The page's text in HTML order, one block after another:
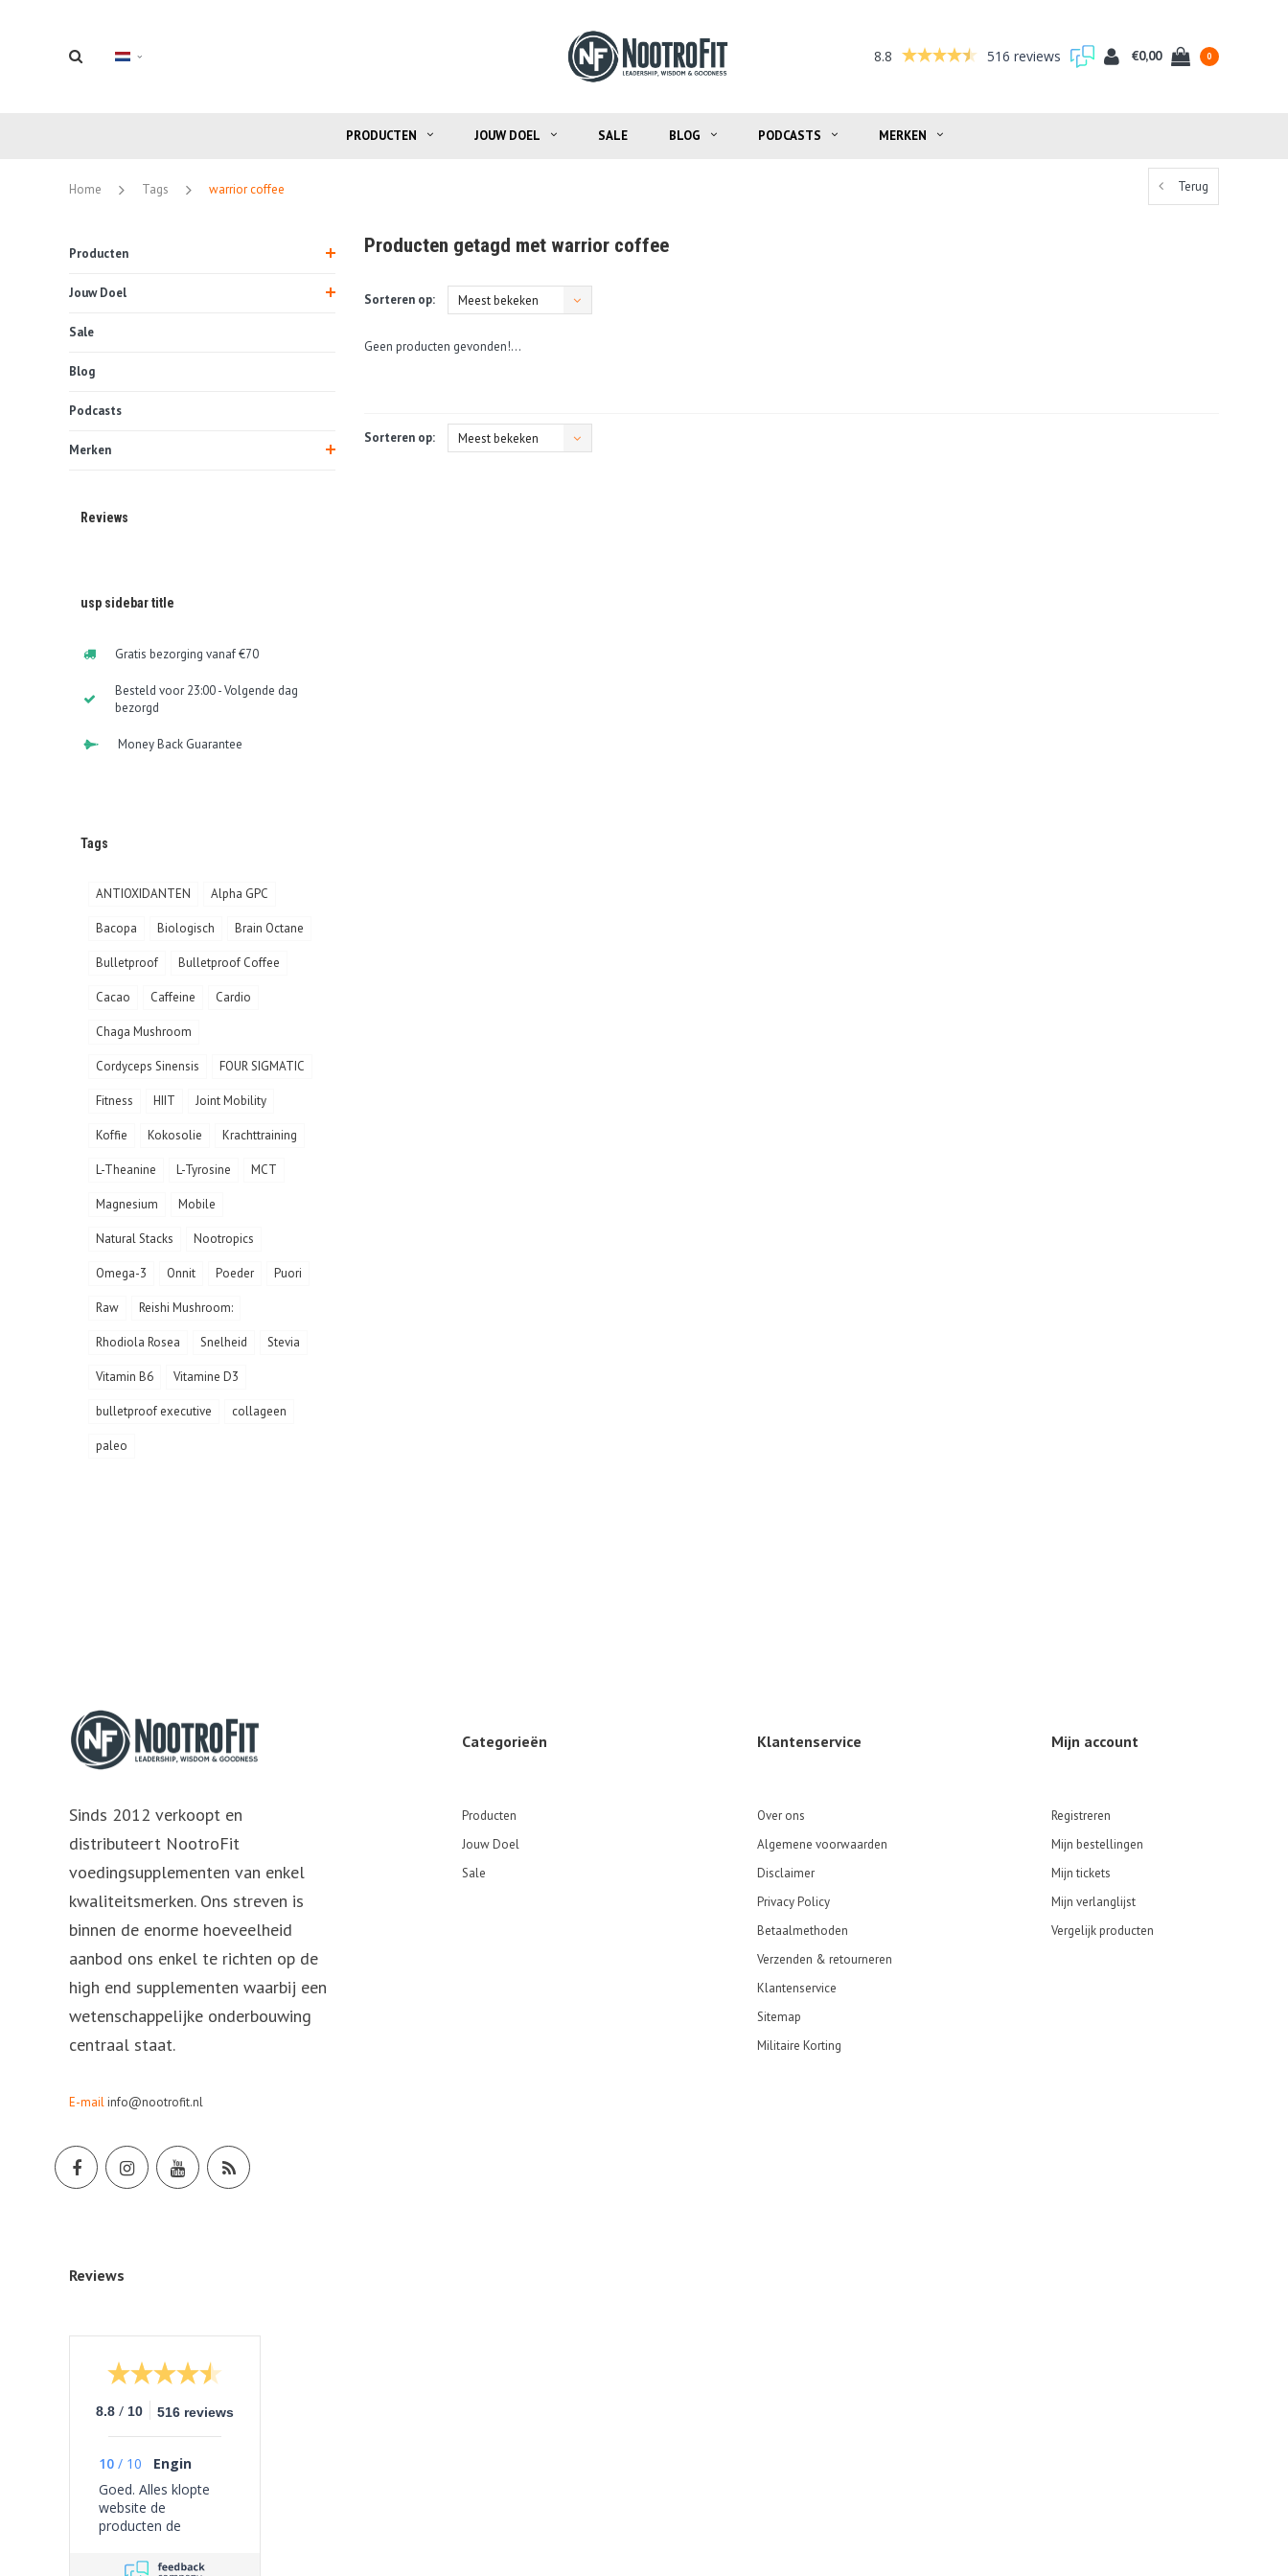
8.8 516 reviews €0,00 0
PRODUCTEN JOUW DOEL SALE BLOG PODCASTS MERKEN
Home Tags warrior coffee Terug
Producten
Jouw Doel
Sale
Blog
Podcasts
Merken
Reviews
usp sidebar title
Gratis bezorging vanaf €70
Besteld voor 23:00 - Volgende dag
bezorgd
Money Back Guarantee
Tags
ANTIOXIDANTEN Alpha GPC
Bacopa Biologisch Brain Octane
Bulletproof Bulletproof Coffee
Cacao Caffeine Cardio
Chaga Mushroom
Cordyceps Sinensis FOUR SIGMATIC
Fitness HIIT Joint Mobility
Koffie Kokosolie Krachttraining
L-Theanine L-Tyrosine MCT
Magnesium Mobile
Natural Stacks Nootropics
Omega-3 Onnit Poeder Puori
Raw Reishi Mushroom:
Rhodiola Rosea Snelheid Stevia
Vitamin B6 Vitamine D3
bulletproof executive collageen
paleo
Producten getagd met warrior coffee
Sorteren op: Meest bekeken
Geen producten gevonden!...
Sorteren op: Meest bekeken
Sinds 2012 verkoopt en
distributeert NootroFit
voedingsupplementen van enkel
kwaliteitsmerken. Ons streven is
binnen de enorme hoeveelheid
aanbod ons enkel te richten op de
high end supplementen waarbij een
wetenschappelijke onderbouwing
centraal staat.
E-mailinfo@nootrofit.nl
Categorieën
Producten
Jouw Doel
Sale
Klantenservice
Over ons
Algemene voorwaarden
Disclaimer
Privacy Policy
Betaalmethoden
Verzenden & retourneren
Klantenservice
Sitemap
Militaire Korting
Mijn account
Registreren
Mijn bestellingen
Mijn tickets
Mijn verlanglijst
Vergelijk producten
Reviews
8.8 / 10 516 reviews
10 / 10
Engin
Goed. Alles klopte
website de
producten de
problemen ervaren.